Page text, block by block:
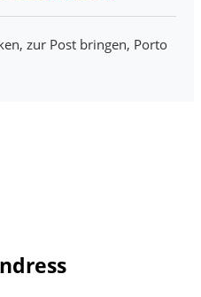
zur Post bringen, Porto